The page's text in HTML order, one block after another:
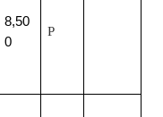
8,50
0
P